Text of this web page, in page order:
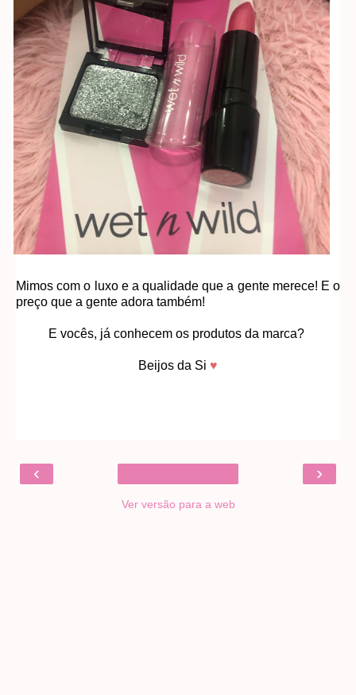
Mimos com o luxo e a qualidade que a gente merece! E o
preço que a gente adora também!
E vocês, já conhecem os produtos da marca?
Beijos da Si ♥
‹ ›
Ver versão para a web